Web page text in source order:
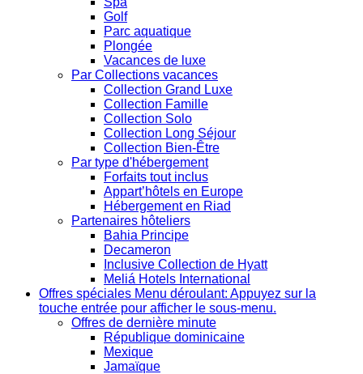
Golf
Parc aquatique
Plongée
Vacances de luxe
Par Collections vacances
Collection Grand Luxe
Collection Famille
Collection Solo
Collection Long Séjour
Collection Bien-Être
Par type d'hébergement
Forfaits tout inclus
Appart’hôtels en Europe
Hébergement en Riad
Partenaires hôteliers
Bahia Principe
Decameron
Inclusive Collection de Hyatt
Meliá Hotels International
Offres spéciales Menu déroulant: Appuyez sur la
touche entrée pour afficher le sous-menu.
Offres de dernière minute
République dominicaine
Mexique
Jamaïque